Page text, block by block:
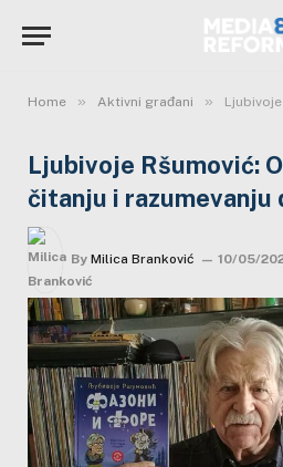
Home » Aktivni građani » Ljubivoje
Ljubivoje Ršumović:
čitanju i razumevanju
By Milica Branković 10/05/